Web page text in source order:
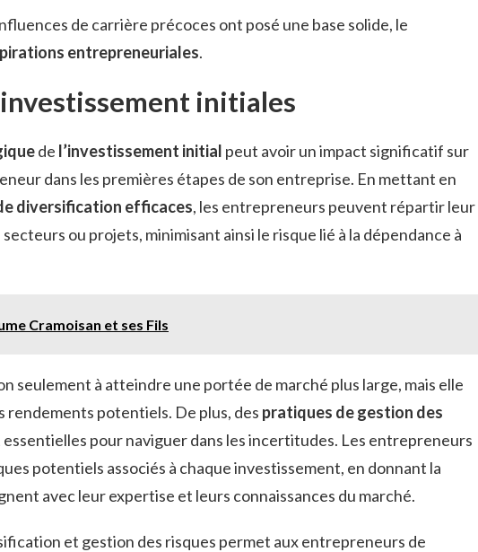
de carrière précoces ont posé une base solide, le
entrepreneuriales.
initiales
de l’investissement initial peut avoir un impact significatif sur
dans les premières étapes de son entreprise. En mettant en
diversification efficaces, les entrepreneurs peuvent répartir leur
ou projets, minimisant ainsi le risque lié à la dépendance à
Cramoisan et ses Fils
seulement à atteindre une portée de marché plus large, mais elle
rendements potentiels. De plus, des pratiques de gestion des
essentielles pour naviguer dans les incertitudes. Les entrepreneurs
potentiels associés à chaque investissement, en donnant la
avec leur expertise et leurs connaissances du marché.
et gestion des risques permet aux entrepreneurs de